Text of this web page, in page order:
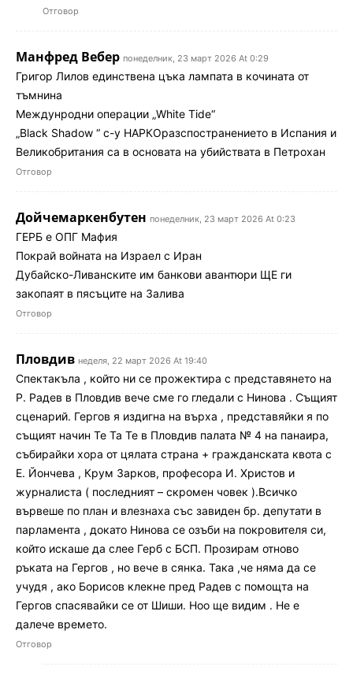
Отговор
Манфред Вебер понеделник, 23 март 2026 At 0:29
Григор Лилов единствена цъка лампата в кочината от
тъмнина
Междунродни операции „White Tide“
„Black Shadow “ с-у НАРКОразспостранението в Испания и
Великобритания са в основата на убийствата в Петрохан
Отговор
Дойчемаркенбутен понеделник, 23 март 2026 At 0:23
ГЕРБ е ОПГ Мафия
Покрай войната на Израел с Иран
Дубайско-Ливанските им банкови авантюри ЩЕ ги
закопаят в пясъците на Залива
Отговор
Пловдив неделя, 22 март 2026 At 19:40
Спектакъла , който ни се прожектира с представянето на
Р. Радев в Пловдив вече сме го гледали с Нинова . Същият
сценарий. Гергов я издигна на върха , представяйки я по
същият начин Те Та Те в Пловдив палата № 4 на панаира,
събирайки хора от цялата страна + гражданската квота с
Е. Йончева , Крум Зарков, професора И. Христов и
журналиста ( последният – скромен човек ).Всичко
вървеше по план и влезнаха със завиден бр. депутати в
парламента , докато Нинова се озъби на покровителя си,
който искаше да слее Герб с БСП. Прозирам отново
ръката на Гергов , но вече в сянка. Така ,че няма да се
учудя , ако Борисов клекне пред Радев с помощта на
Гергов спасявайки се от Шиши. Ноо ще видим . Не е
далече времето.
Отговор